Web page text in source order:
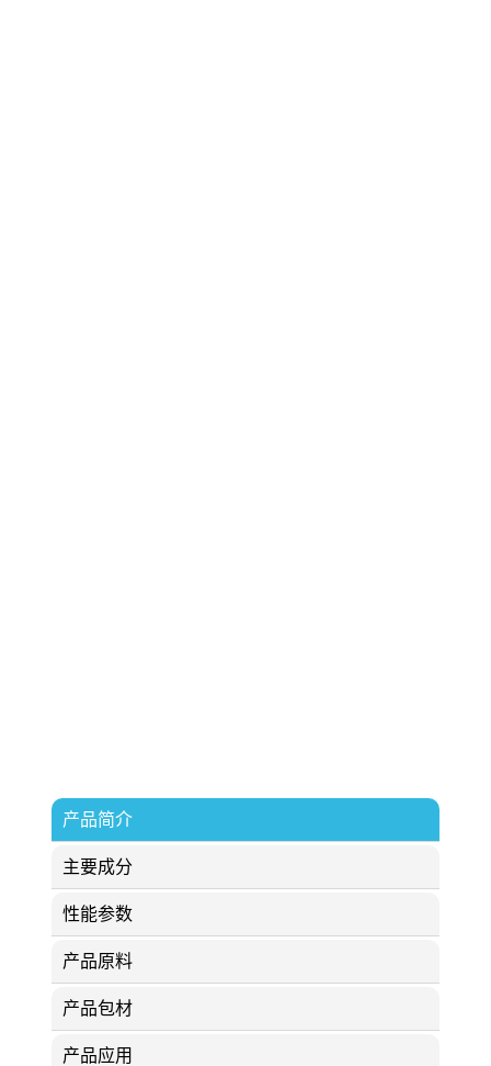
产品简介
主要成分
性能参数
产品原料
产品包材
产品应用